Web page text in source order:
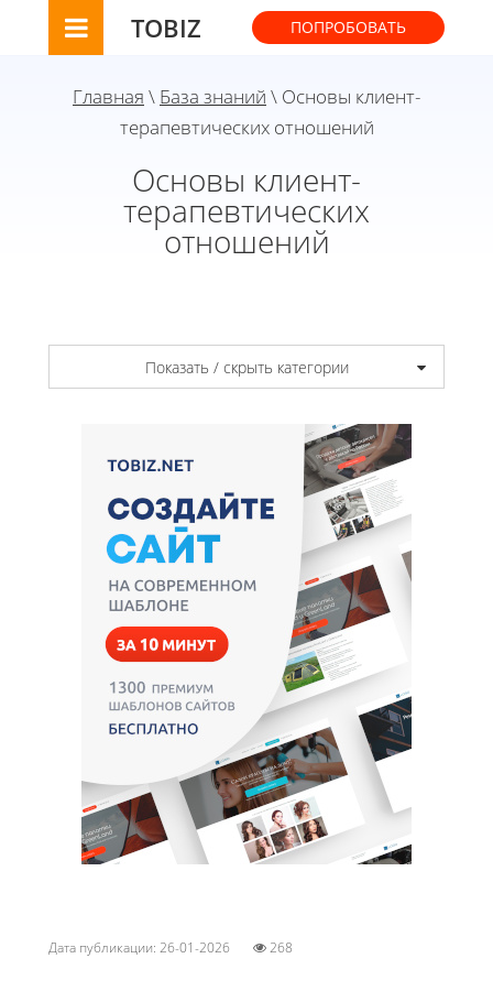
TOBIZ ПОПРОБОВАТЬ
Главная \ База знаний \ Основы клиент-
терапевтических отношений
Основы клиент-
терапевтических
отношений
Показать / скрыть категории
Дата публикации: 26-01-2026 268